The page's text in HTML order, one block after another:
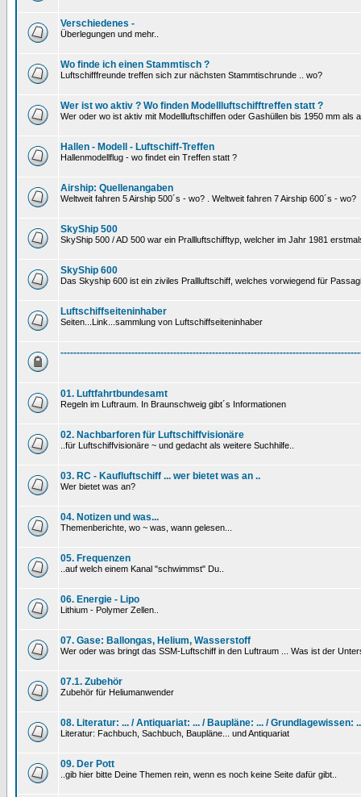
Verschiedenes -
Überlegungen und mehr..
Wo finde ich einen Stammtisch ?
Luftschifffreunde treffen sich zur nächsten Stammtischrunde .. wo?
Wer ist wo aktiv ? Wo finden Modellluftschifftreffen statt ?
Wer oder wo ist aktiv mit Modellluftschiffen oder Gashüllen bis 1950 mm als
Hallen - Modell - Luftschiff-Treffen
Hallenmodellflug - wo findet ein Treffen statt ?
Airship: Quellenangaben
Weltweit fahren 5 Airship 500´s - wo? . Weltweit fahren 7 Airship 600´s - wo?
SkyShip 500
SkyShip 500 / AD 500 war ein Prallluftschifftyp, welcher im Jahr 1981
SkyShip 600
Das Skyship 600 ist ein ziviles Prallluftschiff, welches vorwiegend für
Luftschiffseiteninhaber
Seiten...Link...sammlung von Luftschiffseiteninhaber
01. Luftfahrtbundesamt
Regeln im Luftraum. In Braunschweig gibt´s Informationen
02. Nachbarforen für Luftschiffvisionäre
..für Luftschiffvisionäre ~ und gedacht als weitere Suchhilfe..
03. RC - Kaufluftschiff ... wer bietet was an ..
Wer bietet was an?
04. Notizen und was...
Themenberichte, wo ~ was, wann gelesen...
05. Frequenzen
..auf welch einem Kanal "schwimmst" Du..
06. Energie - Lipo
Lithium - Polymer Zellen..
07. Gase: Ballongas, Helium, Wasserstoff
Wer oder was bringt das SSM-Luftschiff in den Luftraum ... Was ist der
07.1. Zubehör
Zubehör für Heliumanwender
08. Literatur: ... / Antiquariat: ... / Baupläne: ... / Grundlagewissen:
Literatur: Fachbuch, Sachbuch, Baupläne... und Antiquariat
09. Der Pott
..gib hier bitte Deine Themen rein, wenn es noch keine Seite dafür gibt..